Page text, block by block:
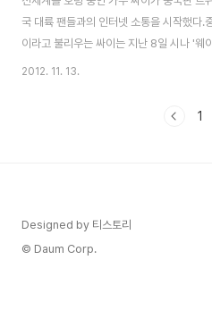
국 대륙 팬들과의 인터넷 소통을 시작했
이라고 불리우는 싸이는 지난 8일 시나 '웨
(http://weibo.com/psyoppa)'를 개설했
동영상 인삿말을 게재하며 중국팬들에게
2012. 11. 13.
1
Designed by 티스토리
© Daum Corp.